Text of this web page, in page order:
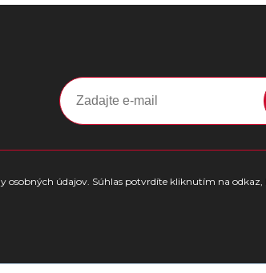
osobných údajov. Súhlas potvrdíte kliknutím na